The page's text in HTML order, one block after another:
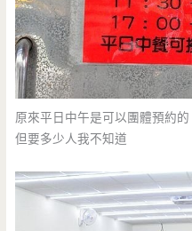
原來平日中午是可以團體預約的
但要多少人我不知道